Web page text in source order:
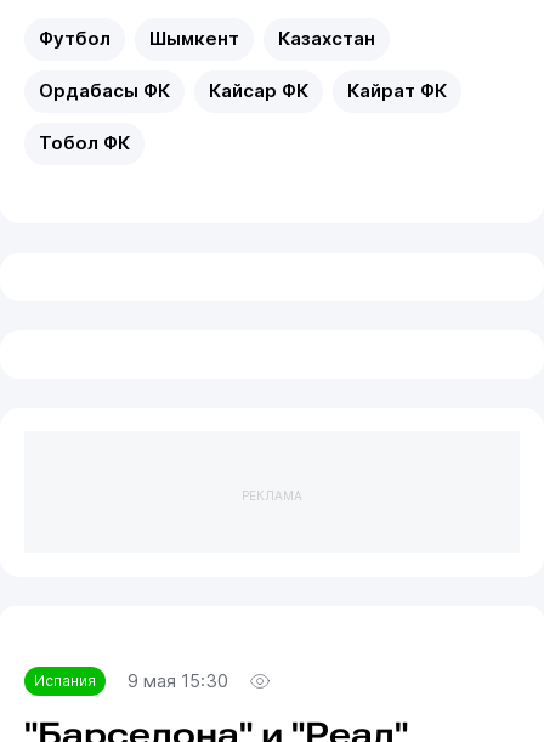
Футбол Шымкент Казахстан
Ордабасы ФК Кайсар ФК Кайрат ФК
Тобол ФК
РЕКЛАМА
Испания 9 мая 15:30